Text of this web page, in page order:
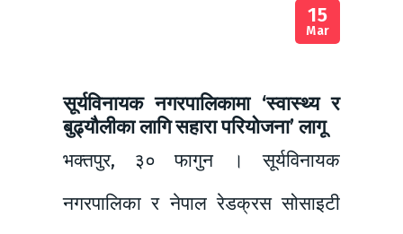
15
Mar
सूर्यविनायक नगरपालिकामा ‘स्वास्थ्य र
बुढ्यौलीका लागि सहारा परियोजना’ लागू
भक्तपुर, ३० फागुन । सूर्यविनायक
नगरपालिका र नेपाल रेडक्रस सोसाइटी